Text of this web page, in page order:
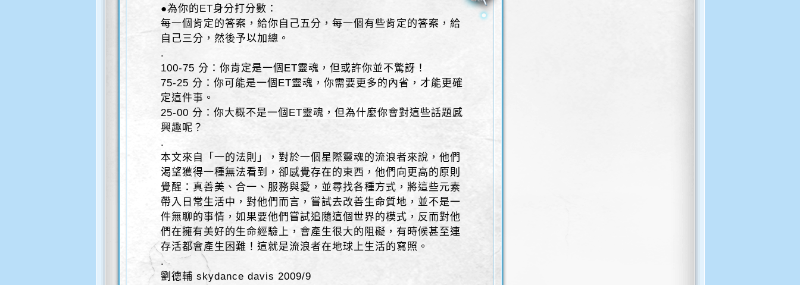
●為你的ET身分打分數：
每一個肯定的答案，給你自己五分，每一個有些肯定的答案，給
自己三分，然後予以加總。
.
100-75 分：你肯定是一個ET靈魂，但或許你並不驚訝！
75-25 分：你可能是一個ET靈魂，你需要更多的內省，才能更確
定這件事。
25-00 分：你大概不是一個ET靈魂，但為什麼你會對這些話題感
興趣呢？
.
本文來自「一的法則」，對於一個星際靈魂的流浪者來說，他們
渴望獲得一種無法看到，卻感覺存在的東西，他們向更高的原則
覺醒：真善美、合一、服務與愛，並尋找各種方式，將這些元素
帶入日常生活中，對他們而言，嘗試去改善生命質地，並不是一
件無聊的事情，如果要他們嘗試追隨這個世界的模式，反而對他
們在擁有美好的生命經驗上，會產生很大的阻礙，有時候甚至連
存活都會產生困難！這就是流浪者在地球上生活的寫照。
.
劉德輔 skydance davis 2009/9